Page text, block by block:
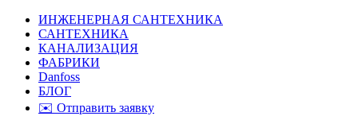
ИНЖЕНЕРНАЯ САНТЕХНИКА
САНТЕХНИКА
КАНАЛИЗАЦИЯ
ФАБРИКИ
Danfoss
БЛОГ
✉️ Отправить заявку